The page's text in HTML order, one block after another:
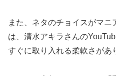
また、ネタのチョイスがマ
は、清水アキラさんの
すぐに取り入れる柔軟さがあ